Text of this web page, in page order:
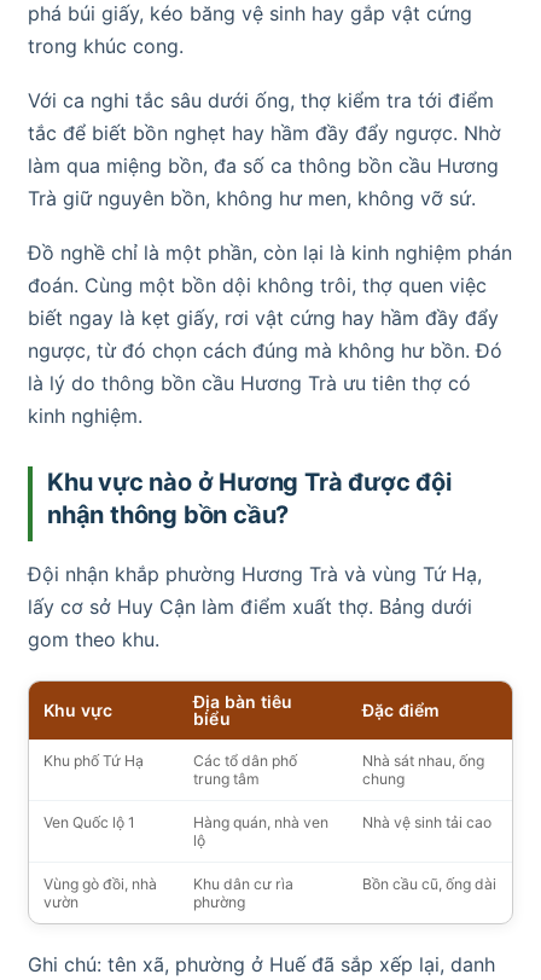
phá búi giấy, kéo băng vệ sinh hay gắp vật cứng
trong khúc cong.
Với ca nghi tắc sâu dưới ống, thợ kiểm tra tới điểm
tắc để biết bồn nghẹt hay hầm đầy đẩy ngược. Nhờ
làm qua miệng bồn, đa số ca thông bồn cầu Hương
Trà giữ nguyên bồn, không hư men, không vỡ sứ.
Đồ nghề chỉ là một phần, còn lại là kinh nghiệm phán
đoán. Cùng một bồn dội không trôi, thợ quen việc
biết ngay là kẹt giấy, rơi vật cứng hay hầm đầy đẩy
ngược, từ đó chọn cách đúng mà không hư bồn. Đó
là lý do thông bồn cầu Hương Trà ưu tiên thợ có
kinh nghiệm.
Khu vực nào ở Hương Trà được đội
nhận thông bồn cầu?
Đội nhận khắp phường Hương Trà và vùng Tứ Hạ,
lấy cơ sở Huy Cận làm điểm xuất thợ. Bảng dưới
gom theo khu.
Khu vực
Địa bàn tiêu
biểu
Đặc điểm
Khu phố Tứ Hạ
Các tổ dân phố
trung tâm
Nhà sát nhau, ống
chung
Ven Quốc lộ 1
Hàng quán, nhà ven
lộ
Nhà vệ sinh tải cao
Vùng gò đồi, nhà
vườn
Khu dân cư rìa
phường
Bồn cầu cũ, ống dài
Ghi chú: tên xã, phường ở Huế đã sắp xếp lại, danh